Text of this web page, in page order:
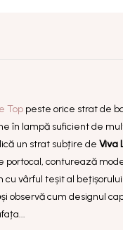
Top peste orice strat de
în lampă suficient de
un strat subțire de Viva
portocal, conturează
vârful teșit al
și observă cum designul